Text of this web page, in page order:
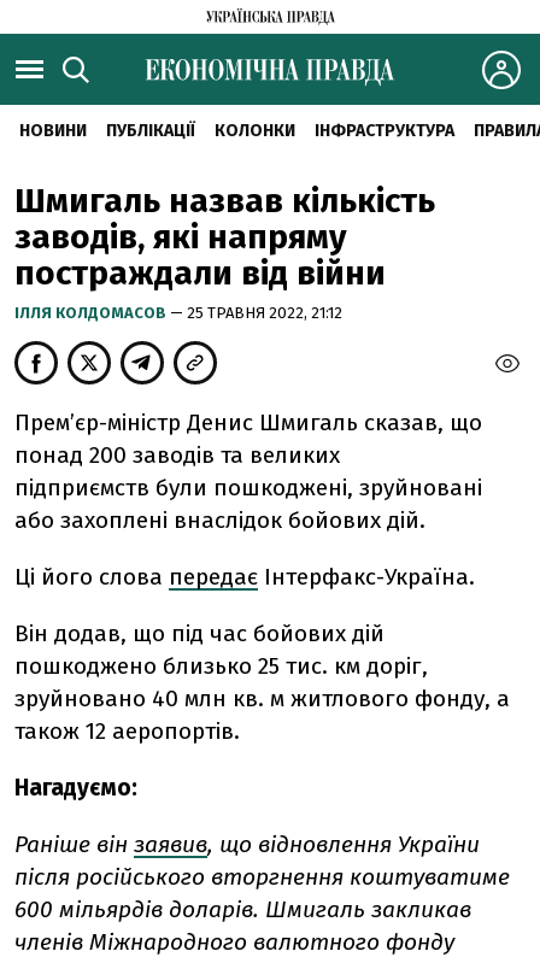
НОВИНИ ПУБЛІКАЦІЇ КОЛОНКИ ІНФРАСТРУКТУРА
Шмигаль назвав кількість
заводів, які напряму
постраждали від війни
ІЛЛЯ КОЛДОМАСОВ — 25 ТРАВНЯ 2022, 21:12
Прем’єр-міністр Денис Шмигаль сказав, що
понад 200 заводів та великих
підприємств були пошкоджені, зруйновані
або захоплені внаслідок бойових дій.
Ці його слова передає Інтерфакс-Україна.
Він додав, що під час бойових дій
пошкоджено близько 25 тис. км доріг,
зруйновано 40 млн кв. м житлового фонду, а
також 12 аеропортів.
Нагадуємо:
Раніше він заявив, що відновлення України
після російського вторгнення коштуватиме
600 мільярдів доларів. Шмигаль закликав
членів Міжнародного валютного фонду